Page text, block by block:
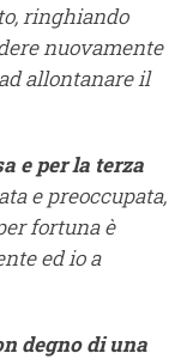
ringhiando
nuovamente
allontanare il
e per la terza
e preoccupata,
fortuna è
ed io a
degno di una